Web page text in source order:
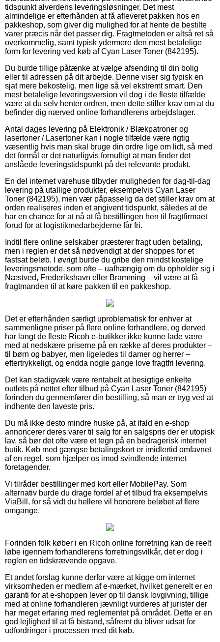
tidspunkt alverdens leveringsløsninger. Det mest
almindelige er efterhånden at få afleveret pakken hos en
pakkeshop, som giver dig mulighed for at hente de bestilte
varer præcis når det passer dig. Fragtmetoden er altså ret så
overkommelig, samt typisk ydermere den mest betalelige
form for levering ved køb af Cyan Laser Toner (842195).
Du burde tillige påtænke at vælge afsending til din bolig
eller til adressen på dit arbejde. Denne viser sig typisk en
sjat mere bekostelig, men lige så vel ekstremt smart. Den
mest betalelige leveringsversion vil dog i de fleste tilfælde
være at du selv henter ordren, men dette stiller krav om at du
befinder dig nærved online forhandlerens arbejdslager.
Antal dages levering på Elektronik / Blækpatroner og
lasertoner / Lasertoner kan i nogle tilfælde være rigtig
væsentlig hvis man skal bruge din ordre lige om lidt, så med
det formål er det naturligvis fornuftigt at man finder det
anslåede leveringstidspunkt på det relevante produkt.
En del internet varehuse tilbyder muligheden for dag-til-dag
levering på utallige produkter, eksempelvis Cyan Laser
Toner (842195), men vær påpasselig da det stiller krav om at
orden realiseres inden et angivent tidspunkt, således at de
har en chance for at nå at få bestillingen hen til fragtfirmaet
forud for at logistikmedarbejderne får fri.
Indtil flere online selskaber præsterer fragt uden betaling,
men i reglen er det så nødvendigt at der shoppes for et
fastsat beløb. I øvrigt burde du gribe den mindst kostelige
leveringsmetode, som ofte – uafhængig om du opholder sig i
Næstved, Frederikshavn eller Bramming – vil være at få
fragtmanden til at køre pakken til en pakkeshop.
Det er efterhånden særligt uproblematisk for enhver at
sammenligne priser på flere online forhandlere, og derved
har langt de fleste Ricoh e-butikker ikke kunne lade være
med at nedskære priserne på en række af deres produkter –
til børn og babyer, men ligeledes til damer og herrer –
eftertrykkeligt, og endda nogle gange love fragtfri levering.
Det kan stadigvæk være rentabelt at besigtige enkelte
outlets på nettet efter tilbud på Cyan Laser Toner (842195)
forinden du gennemfører din bestilling, så man er tryg ved at
indhente den laveste pris.
Du må ikke desto mindre huske på, at ifald en e-shop
annoncerer deres varer til salg for en salgspris der er utopisk
lav, så bør det ofte være et tegn på en bedragerisk internet
butik. Køb med gængse betalingskort er imidlertid omfavnet
af en regel, som hjælper os imod svindlende internet
foretagender.
Vi tilråder bestillinger med kort eller MobilePay. Som
alternativ burde du drage fordel af et tilbud fra eksempelvis
ViaBill, for så vidt du hellere vil honorere beløbet af flere
omgange.
Forinden folk køber i en Ricoh online forretning kan de reelt
løbe igennem forhandlerens forretningsvilkår, det er dog i
reglen en tidskrævende opgave.
Et andet forslag kunne derfor være at kigge om internet
virksomheden er medlem af e-mærket, hvilket generelt er en
garanti for at e-shoppen lever op til dansk lovgivning, tillige
med at online forhandleren jævnligt vurderes af jurister der
har meget erfaring med reglementet på området. Dette er en
god lejlighed til at få bistand, såfremt du bliver udsat for
udfordringer i processen med dit køb.